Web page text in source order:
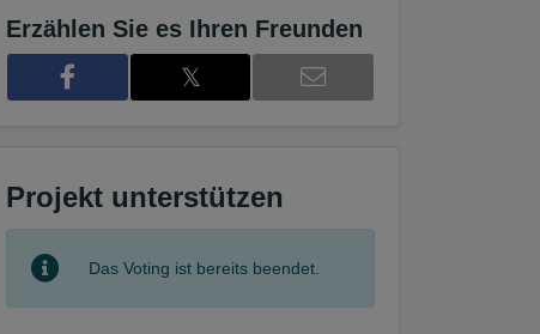
Erzählen Sie es Ihren Freunden
𝕏
Projekt unterstützen
Das Voting ist bereits beendet.